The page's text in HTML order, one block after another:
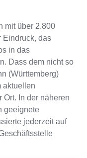
mit über 2.800
Eindruck, das
in das
Dass dem nicht so
(Württemberg)
aktuellen
Ort. In der näheren
geeignete
jederzeit auf